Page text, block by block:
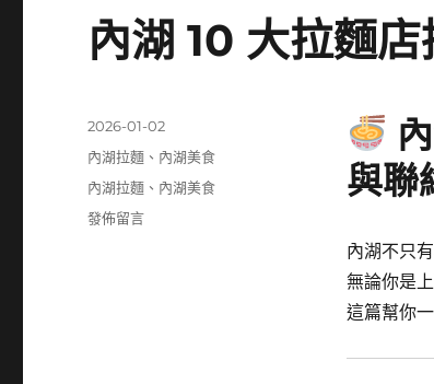
內湖 10 大拉麵
與聯
內湖不只
無論你是
這篇幫你
發
佈
期:
2026-01-02
分
類
內湖拉麵 、 內湖美食
標
籤
內湖拉麵 、 內湖美食
在
發佈留言